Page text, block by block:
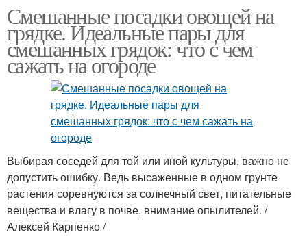
Смешанные посадки овощей на
грядке. Идеальные пары для
смешанных грядок: что с чем
сажать на огороде
Выбирая соседей для той или иной культуры, важно не
допустить ошибку. Ведь высаженные в одном грунте
растения соревнуются за солнечный свет, питательные
вещества и влагу в почве, внимание опылителей. /
Алексей Карпенко /